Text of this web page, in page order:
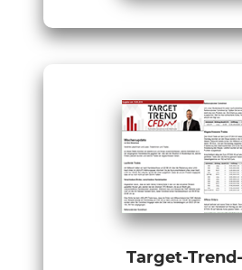
Target-